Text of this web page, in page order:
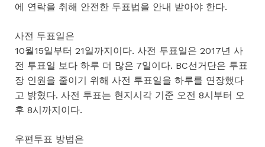
에 연락을 취해 안전한 투표법을 안내 받아야 한다.
사전 투표일은
10월15일부터 21일까지이다. 사전 투표일은 2017년 사
전 투표일 보다 하루 더 많은 7일이다. BC선거단은 투표
장 인원을 줄이기 위해 사전 투표일을 하루를 연장했다
고 밝혔다. 사전 투표는 현지시각 기준 오전 8시부터 오
후 8시까지이다.
우편투표 방법은